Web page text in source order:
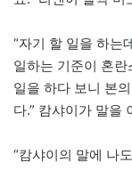
“자기 할 일을 하는
일하는 기준이 혼
일을 하다 보니 본
다.” 캄샤이가 말을
“캄샤이의 말에 나